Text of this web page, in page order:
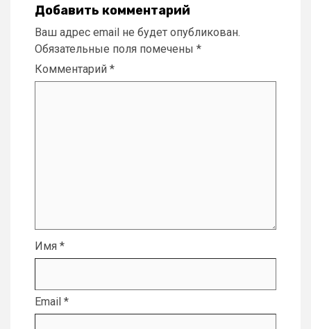
Добавить комментарий
Ваш адрес email не будет опубликован.
Обязательные поля помечены *
Комментарий *
Имя *
Email *